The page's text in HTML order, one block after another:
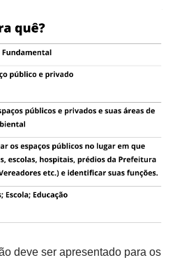
deve ser apresentado para os